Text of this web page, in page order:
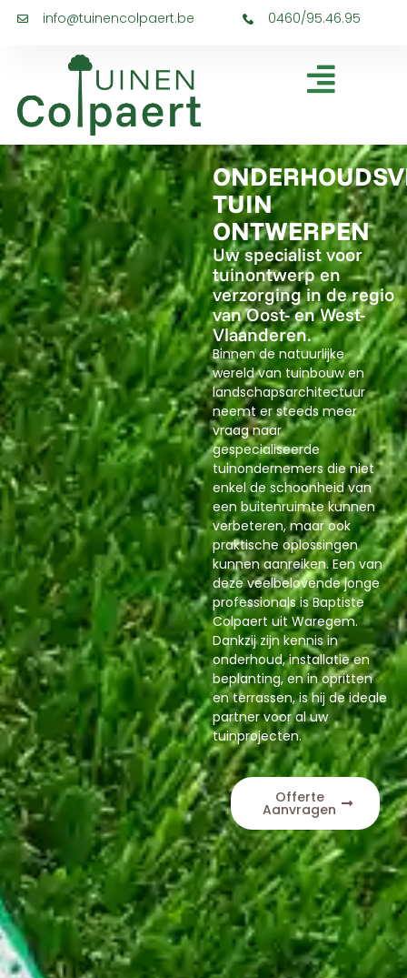
info@tuinencolpaert.be 0460/95.46.95
TUIN
ONTWERPEN
Uw specialist voor
tuinontwerp en
verzorging in de regio
van Oost- en West-
Vlaanderen.
Binnen de natuurlijke
wereld van tuinbouw en
landschapsarchitectuur
neemt er steeds meer
vraag naar
gespecialiseerde
tuinondernemers die niet
enkel de schoonheid van
een buitenruimte kunnen
verbeteren, maar ook
praktische oplossingen
kunnen aanreiken. Een van
deze veelbelovende jonge
professionals is Baptiste
Colpaert uit Waregem.
Dankzij zijn kennis in
onderhoud, installatie en
beplanting, en in opritten
en terrassen, is hij de ideale
partner voor al uw
tuinprojecten.
Offerte
Aanvragen